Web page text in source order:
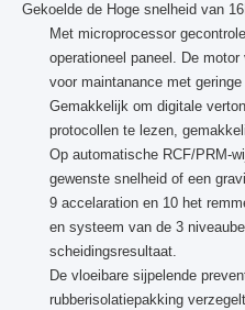
Gekoelde de Hoge snelheid van
Met microprocessor
operationeel paneel. De
voor maintanance met
Gemakkelijk om digitale
protocollen te lezen,
Op automatische RCF/PRM-
gewenste snelheid of een
9 accelaration en 10 het
en systeem van de 3
scheidingsresultaat.
De vloeibare sijpelende
rubberisolatiepakking